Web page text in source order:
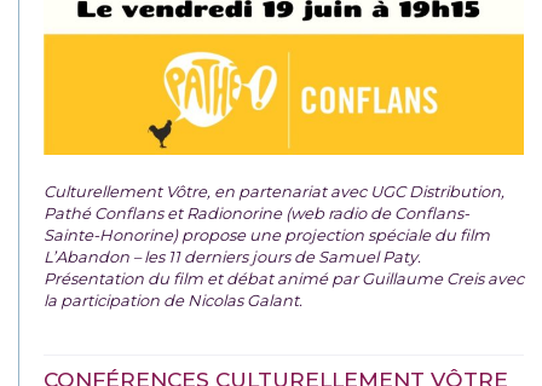
Culturellement Vôtre, en partenariat avec UGC Distribution,
Pathé Conflans et Radionorine (web radio de Conflans-
Sainte-Honorine) propose une projection spéciale du film
L’Abandon – les 11 derniers jours de Samuel Paty.
Présentation du film et débat animé par Guillaume Creis avec
la participation de Nicolas Galant.
CONFÉRENCES CULTURELLEMENT VÔTRE